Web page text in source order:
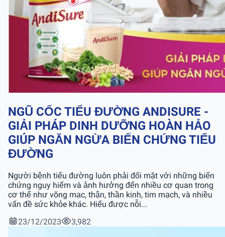
NGŨ CỐC TIỂU ĐƯỜNG ANDISURE -
GIẢI PHÁP DINH DƯỠNG HOÀN HẢO
GIÚP NGĂN NGỪA BIẾN CHỨNG TIỂU
ĐƯỜNG
Người bệnh tiểu đường luôn phải đối mặt với những biến
chứng nguy hiểm và ảnh hưởng đến nhiều cơ quan trong
cơ thể như võng mạc, thận, thần kinh, tim mạch, và nhiều
vấn đề sức khỏe khác. Hiểu được nỗi...
23/12/2023
3,982